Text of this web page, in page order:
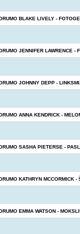
BLAKE LIVELY -
JENNIFER LAWRENCE -
JOHNNY DEPP -
ANNA KENDRICK -
SASHA PIETERSE -
KATHRYN MCCORMICK -
EMMA WATSON -